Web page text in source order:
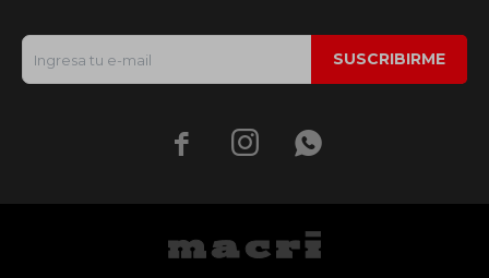
SUSCRIBIRME
  